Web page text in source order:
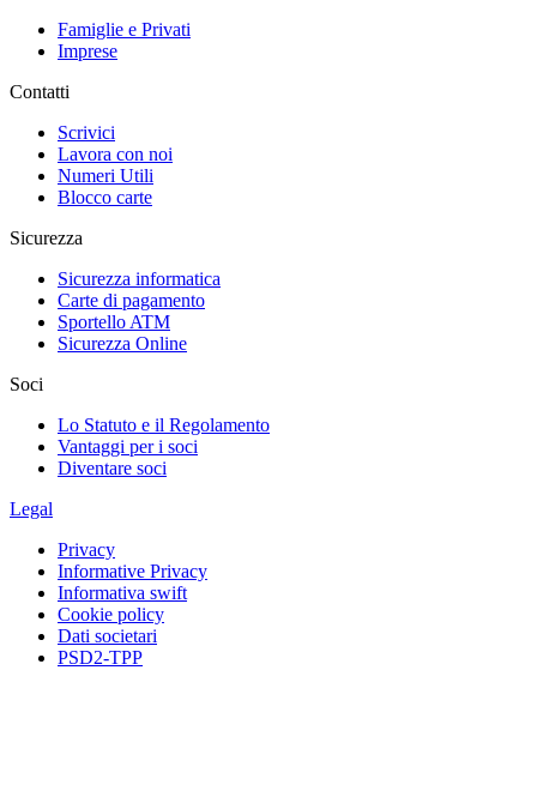
Famiglie e Privati
Imprese
Contatti
Scrivici
Lavora con noi
Numeri Utili
Blocco carte
Sicurezza
Sicurezza informatica
Carte di pagamento
Sportello ATM
Sicurezza Online
Soci
Lo Statuto e il Regolamento
Vantaggi per i soci
Diventare soci
Legal
Privacy
Informative Privacy
Informativa swift
Cookie policy
Dati societari
PSD2-TPP